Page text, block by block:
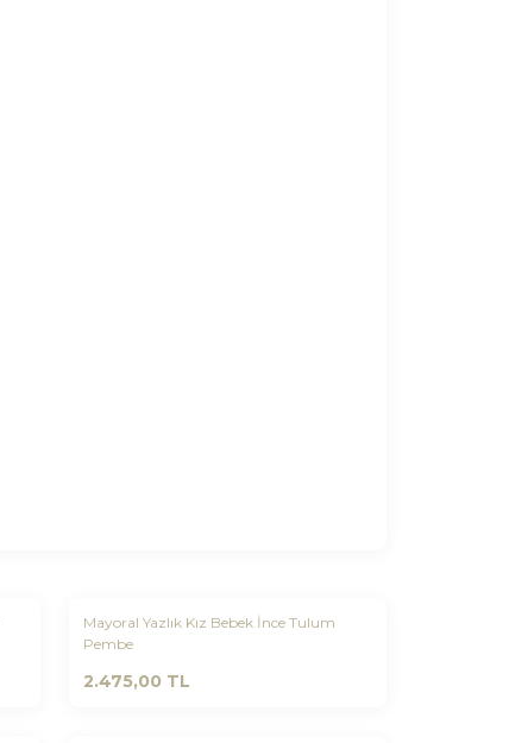
Yeni
Favorilere Ekle
Mayoral Yazlık Kız Bebek İnce Tulum
Pembe
2.475,00 TL